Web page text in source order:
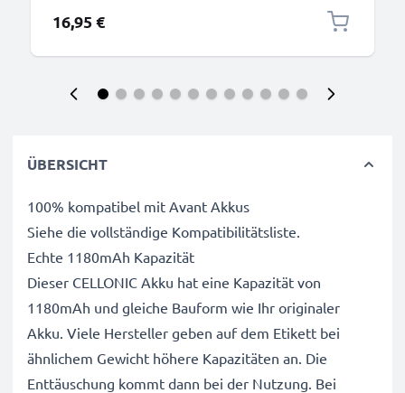
16,95 €
ÜBERSICHT
100% kompatibel mit Avant Akkus
Siehe die vollständige Kompatibilitätsliste.
Echte 1180mAh Kapazität
Dieser CELLONIC Akku hat eine Kapazität von
1180mAh und gleiche Bauform wie Ihr originaler
Akku. Viele Hersteller geben auf dem Etikett bei
ähnlichem Gewicht höhere Kapazitäten an. Die
Enttäuschung kommt dann bei der Nutzung. Bei